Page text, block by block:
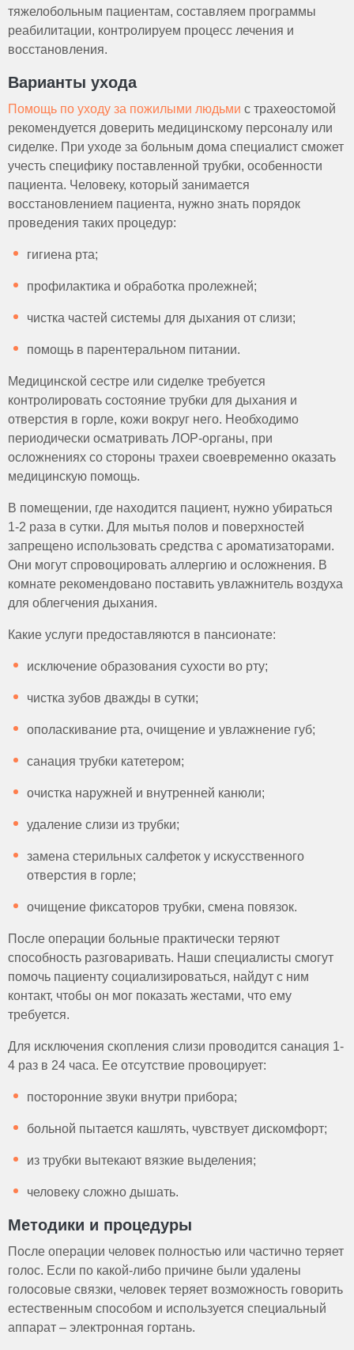
тяжелобольным пациентам, составляем программы
реабилитации, контролируем процесс лечения и
восстановления.
Варианты ухода
Помощь по уходу за пожилыми людьми с трахеостомой
рекомендуется доверить медицинскому персоналу или
сиделке. При уходе за больным дома специалист сможет
учесть специфику поставленной трубки, особенности
пациента. Человеку, который занимается
восстановлением пациента, нужно знать порядок
проведения таких процедур:
гигиена рта;
профилактика и обработка пролежней;
чистка частей системы для дыхания от слизи;
помощь в парентеральном питании.
Медицинской сестре или сиделке требуется
контролировать состояние трубки для дыхания и
отверстия в горле, кожи вокруг него. Необходимо
периодически осматривать ЛОР-органы, при
осложнениях со стороны трахеи своевременно оказать
медицинскую помощь.
В помещении, где находится пациент, нужно убираться
1-2 раза в сутки. Для мытья полов и поверхностей
запрещено использовать средства с ароматизаторами.
Они могут спровоцировать аллергию и осложнения. В
комнате рекомендовано поставить увлажнитель воздуха
для облегчения дыхания.
Какие услуги предоставляются в пансионате:
исключение образования сухости во рту;
чистка зубов дважды в сутки;
ополаскивание рта, очищение и увлажнение губ;
санация трубки катетером;
очистка наружней и внутренней канюли;
удаление слизи из трубки;
замена стерильных салфеток у искусственного
отверстия в горле;
очищение фиксаторов трубки, смена повязок.
После операции больные практически теряют
способность разговаривать. Наши специалисты смогут
помочь пациенту социализироваться, найдут с ним
контакт, чтобы он мог показать жестами, что ему
требуется.
Для исключения скопления слизи проводится санация 1-
4 раз в 24 часа. Ее отсутствие провоцирует:
посторонние звуки внутри прибора;
больной пытается кашлять, чувствует дискомфорт;
из трубки вытекают вязкие выделения;
человеку сложно дышать.
Методики и процедуры
После операции человек полностью или частично теряет
голос. Если по какой-либо причине были удалены
голосовые связки, человек теряет возможность говорить
естественным способом и используется специальный
аппарат – электронная гортань.